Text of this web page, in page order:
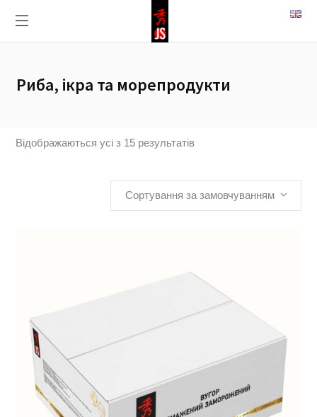
Риба, ікра та морепродукти
Відображаються усі з 15 результатів
Сортування за замовчуванням
ЧИТАТИ ДАЛІ